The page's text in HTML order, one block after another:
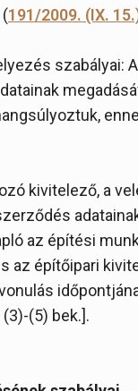
191/2009. (IX.
szabályai:
kivitelező, a
az építési
az építőipari
(5) bek.].